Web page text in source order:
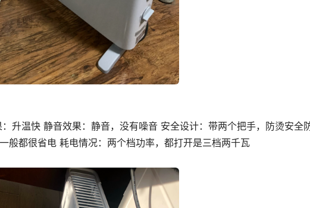
升温快 静音效果：静音，没有噪音 安全设计：带两个把手，防烫安全
般都很省电 耗电情况：两个档功率，都打开是三档两千瓦